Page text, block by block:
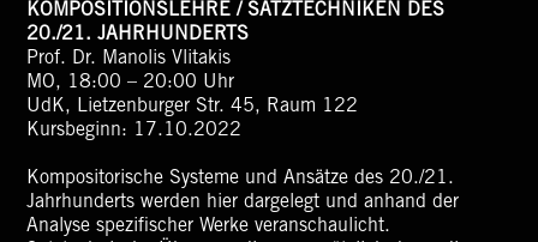
KOMPOSITIONSLEHRE / SATZTECHNIKEN DES
20./21. JAHRHUNDERTS
Prof. Dr. Manolis Vlitakis
MO, 18:00 – 20:00 Uhr
UdK, Lietzenburger Str. 45, Raum 122
Kursbeginn: 17.10.2022
Kompositorische Systeme und Ansätze des 20./21.
Jahrhunderts werden hier dargelegt und anhand der
Analyse spezifischer Werke veranschaulicht.